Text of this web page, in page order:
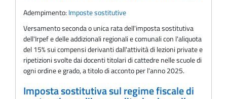
Adempimento: Imposte sostitutive
Versamento seconda o unica rata dell'imposta sostitutiva
dell'Irpef e delle addizionali regionali e comunali con l'aliquota
del 15% sui compensi derivanti dall'attività di lezioni private e
ripetizioni svolte dai docenti titolari di cattedre nelle scuole di
ogni ordine e grado, a titolo di acconto per l'anno 2025.
Imposta sostitutiva sul regime fiscale di